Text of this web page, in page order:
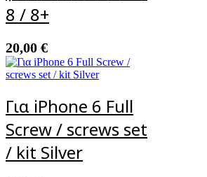
8 / 8+
20,00 €
Για iPhone 6 Full
Screw / screws set
/ kit Silver